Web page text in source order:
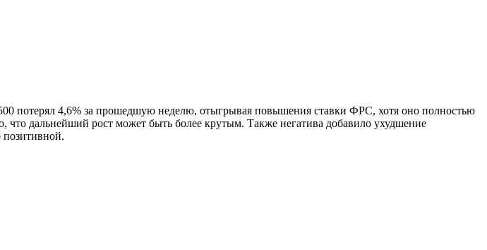
потерял 4,6% за прошедшую неделю, отыгрывая повышения ставки ФРС, хотя оно полностью
дальнейший рост может быть более крутым. Также негатива добавило ухудшение